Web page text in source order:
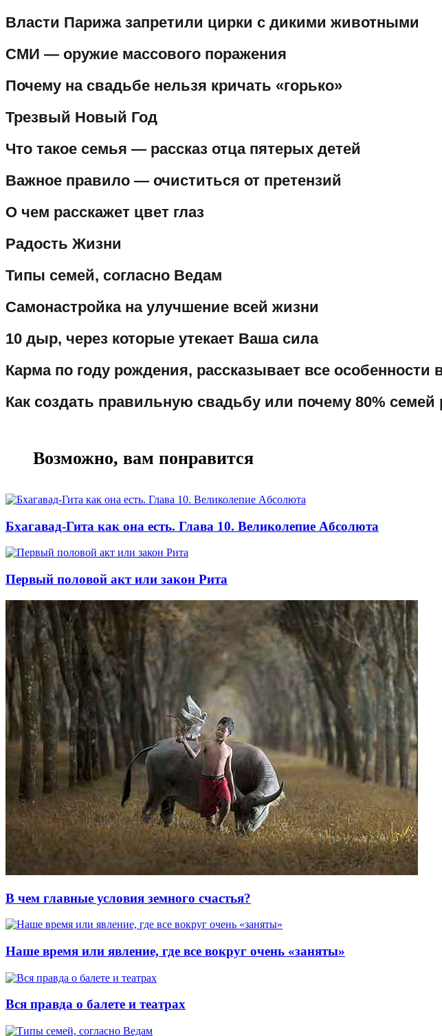
Власти Парижа запретили цирки с дикими животными
СМИ — оружие массового поражения
Почему на свадьбе нельзя кричать «горько»
Трезвый Новый Год
Что такое семья — рассказ отца пятерых детей
Важное правило — очиститься от претензий
О чем расскажет цвет глаз
Радость Жизни
Типы семей, согласно Ведам
Самонастройка на улучшение всей жизни
10 дыр, через которые утекает Ваша сила
Карма по году рождения, рассказывает все
Как создать правильную свадьбу или почему 80% семей
Возможно, вам понравится
Бхагавад-Гита как она есть. Глава 10. Великолепие Aбсолюта
Первый половой акт или закон Рита
В чем главные условия земного счастья?
Наше время или явление, где все вокруг очень «заняты»
Вся правда о балете и театрах